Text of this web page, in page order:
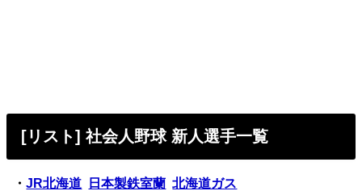
[リスト] 社会人野球 新人選手一覧
・JR北海道 日本製鉄室蘭 北海道ガス